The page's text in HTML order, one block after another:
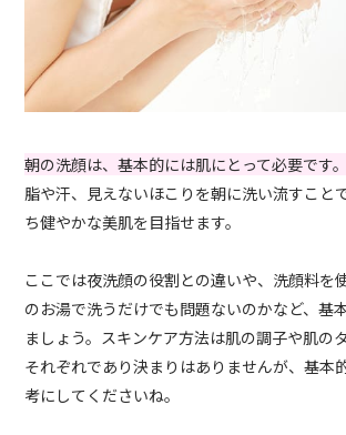
朝の洗顔は、基本的には肌にとって必要です
脂や汗、見えないほこりを朝に洗い流すこと
ち健やかな美肌を目指せます。
ここでは夜洗顔の役割との違いや、洗顔料を
のお湯で洗うだけでも問題ないのかなど、基
ましょう。スキンケア方法は肌の調子や肌の
それぞれであり決まりはありませんが、基本
考にしてくださいね。